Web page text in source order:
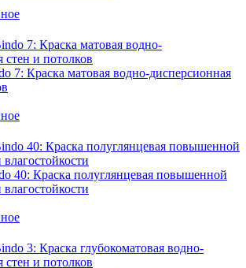
7: Краска матовая водно-дисперсионная
40: Краска полуглянцевая повышенной